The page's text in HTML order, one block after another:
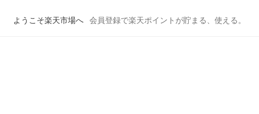
ようこそ楽天市場へ 会員登録で楽天ポイントが貯まる、使える。